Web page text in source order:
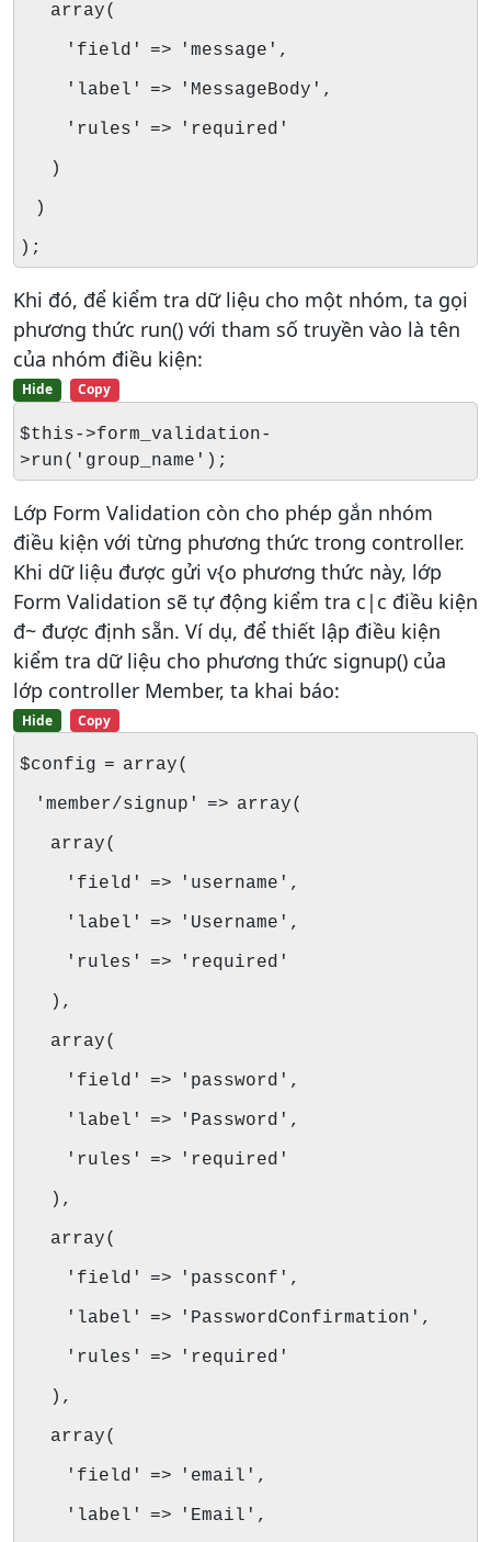
array(
'field' => 'message',
'label' => 'MessageBody',
'rules' => 'required'
)
)
);
Khi đó, để kiểm tra dữ liệu cho một nhóm, ta gọi
phương thức run() với tham số truyền vào là tên
của nhóm điều kiện:
Hide Copy
$this->form_validation-
>run('group_name');
Lớp Form Validation còn cho phép gắn nhóm
điều kiện với từng phương thức trong controller.
Khi dữ liệu được gửi v{o phương thức này, lớp
Form Validation sẽ tự động kiểm tra c|c điều kiện
đ~ được định sẵn. Ví dụ, để thiết lập điều kiện
kiểm tra dữ liệu cho phương thức signup() của
lớp controller Member, ta khai báo:
Hide Copy
$config = array(
'member/signup' => array(
array(
'field' => 'username',
'label' => 'Username',
'rules' => 'required'
),
array(
'field' => 'password',
'label' => 'Password',
'rules' => 'required'
),
array(
'field' => 'passconf',
'label' => 'PasswordConfirmation',
'rules' => 'required'
),
array(
'field' => 'email',
'label' => 'Email',